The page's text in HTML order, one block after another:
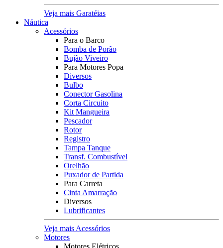
Veja mais Garatéias
Náutica
Acessórios
Para o Barco
Bomba de Porão
Bujão Viveiro
Para Motores Popa
Diversos
Bulbo
Conector Gasolina
Corta Circuito
Kit Mangueira
Pescador
Rotor
Registro
Tampa Tanque
Transf. Combustível
Orelhão
Puxador de Partida
Para Carreta
Cinta Amarração
Diversos
Lubrificantes
Veja mais Acessórios
Motores
Motores Elétricos